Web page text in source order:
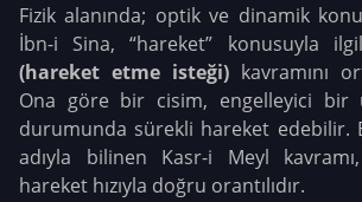
Fizik alanında; optik ve dinamik
İbn-i Sina, “hareket” konusuyla
(hareket etme isteği) kavramını
Ona göre bir cisim, engelleyici bir
durumunda sürekli hareket edebilir.
adıyla bilinen Kasr-i Meyl
hareket hızıyla doğru orantılıdır.